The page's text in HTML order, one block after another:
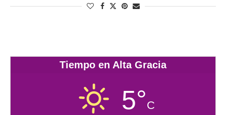
Tiempo en Alta Gracia
5°C